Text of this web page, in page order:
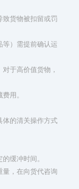
货物被扣留或罚
）需提前确认运
于高价值货物，
用。
体的清关操作方式
缓冲时间。
，在向货代咨询